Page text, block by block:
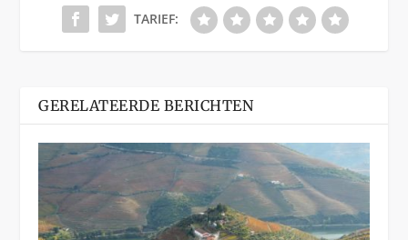
TARIEF:
GERELATEERDE BERICHTEN